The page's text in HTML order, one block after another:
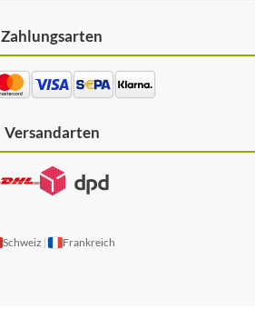
Zahlungsarten
Versandarten
Schweiz Frankreich